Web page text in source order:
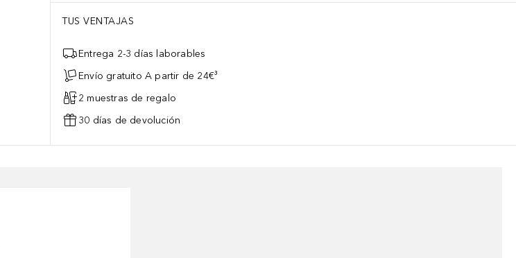
TUS VENTAJAS
Entrega 2-3 días laborables
Envío gratuito A partir de 24€³
2 muestras de regalo
30 días de devolución